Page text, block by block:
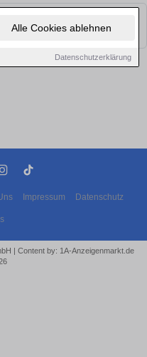
Alle Cookies ablehnen
Datenschutzerklärung
Objekte finden. Schauen Sie
Impressum Datenschutz
| Content by: 1A-Anzeigenmarkt.de